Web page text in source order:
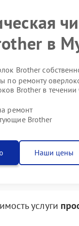
в
Brother
по ремонту
Brother в течении
ремонт
Brother
Наши цены
услуги